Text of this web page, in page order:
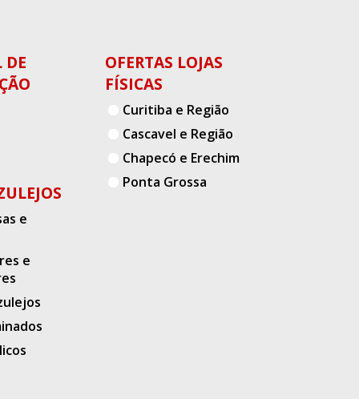
DE
e
e
OFERTAS LOJAS
FÍSICAS
Curitiba e Região
Cascavel e Região
Chapecó e Erechim
Ponta Grossa